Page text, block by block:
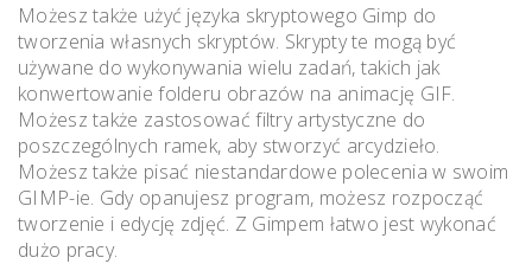
Możesz także użyć języka skryptowego Gimp do
tworzenia własnych skryptów. Skrypty te mogą być
używane do wykonywania wielu zadań, takich jak
konwertowanie folderu obrazów na animację GIF.
Możesz także zastosować filtry artystyczne do
poszczególnych ramek, aby stworzyć arcydzieło.
Możesz także pisać niestandardowe polecenia w swoim
GIMP-ie. Gdy opanujesz program, możesz rozpocząć
tworzenie i edycję zdjęć. Z Gimpem łatwo jest wykonać
dużo pracy.